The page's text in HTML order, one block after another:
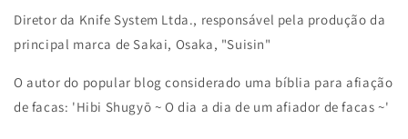
Diretor da Knife System Ltda., responsável pela produção da
principal marca de Sakai, Osaka, "Suisin"
O autor do popular blog considerado uma bíblia para afiação
de facas: 'Hibi Shugyō ~ O dia a dia de um afiador de facas ~'